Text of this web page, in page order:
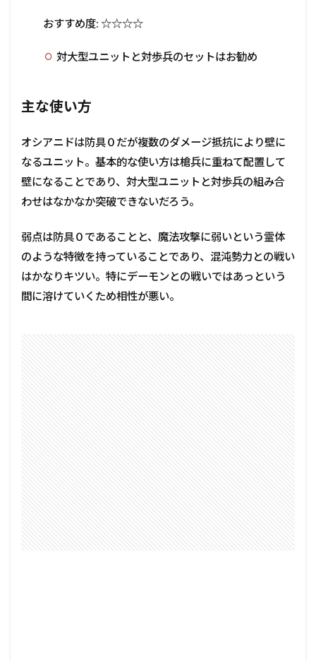
おすすめ度: ☆☆☆☆
対大型ユニットと対歩兵のセットはお勧め
主な使い方
オシアニドは防具０だが複数のダメージ抵抗により壁に
なるユニット。基本的な使い方は槍兵に重ねて配置して
壁になることであり、対大型ユニットと対歩兵の組み合
わせはなかなか突破できないだろう。
弱点は防具０であることと、魔法攻撃に弱いという霊体
のような特徴を持っていることであり、混沌勢力との戦い
はかなりキツい。特にデーモンとの戦いではあっという
間に溶けていくため相性が悪い。